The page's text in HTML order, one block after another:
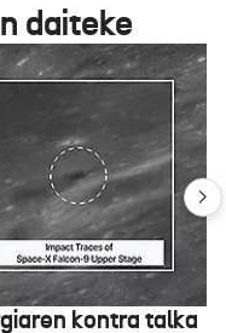
daiteke
kontra talka